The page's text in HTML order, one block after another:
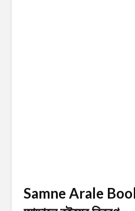
Samne Arale